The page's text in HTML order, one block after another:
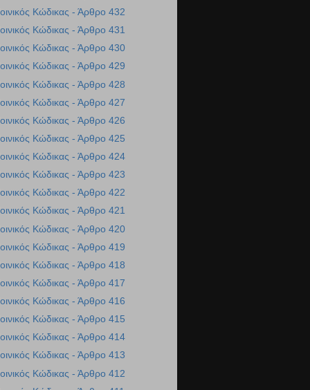
Κώδικας - Άρθρο 432
Κώδικας - Άρθρο 431
Κώδικας - Άρθρο 430
Κώδικας - Άρθρο 429
Κώδικας - Άρθρο 428
Κώδικας - Άρθρο 427
Κώδικας - Άρθρο 426
Κώδικας - Άρθρο 425
Κώδικας - Άρθρο 424
Κώδικας - Άρθρο 423
Κώδικας - Άρθρο 422
Κώδικας - Άρθρο 421
Κώδικας - Άρθρο 420
Κώδικας - Άρθρο 419
Κώδικας - Άρθρο 418
Κώδικας - Άρθρο 417
Κώδικας - Άρθρο 416
Κώδικας - Άρθρο 415
Κώδικας - Άρθρο 414
Κώδικας - Άρθρο 413
Κώδικας - Άρθρο 412